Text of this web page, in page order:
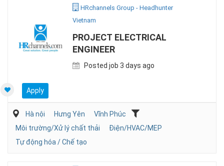
HRchannels Group - Headhunter
Vietnam
PROJECT ELECTRICAL
ENGINEER
Posted job 3 days ago
Apply
Hà nội Hưng Yên
Vĩnh Phúc
Môi trường/Xử lý chất thải
Điện/HVAC/MEP
Tự động hóa / Chế tạo